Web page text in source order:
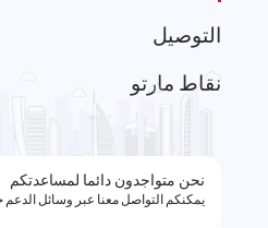
التوصيل
نقاط مارتو
نحن متواجدون دائما لمساعدتكم
يمكنكم التواصل معنا عبر وسائل الدعم